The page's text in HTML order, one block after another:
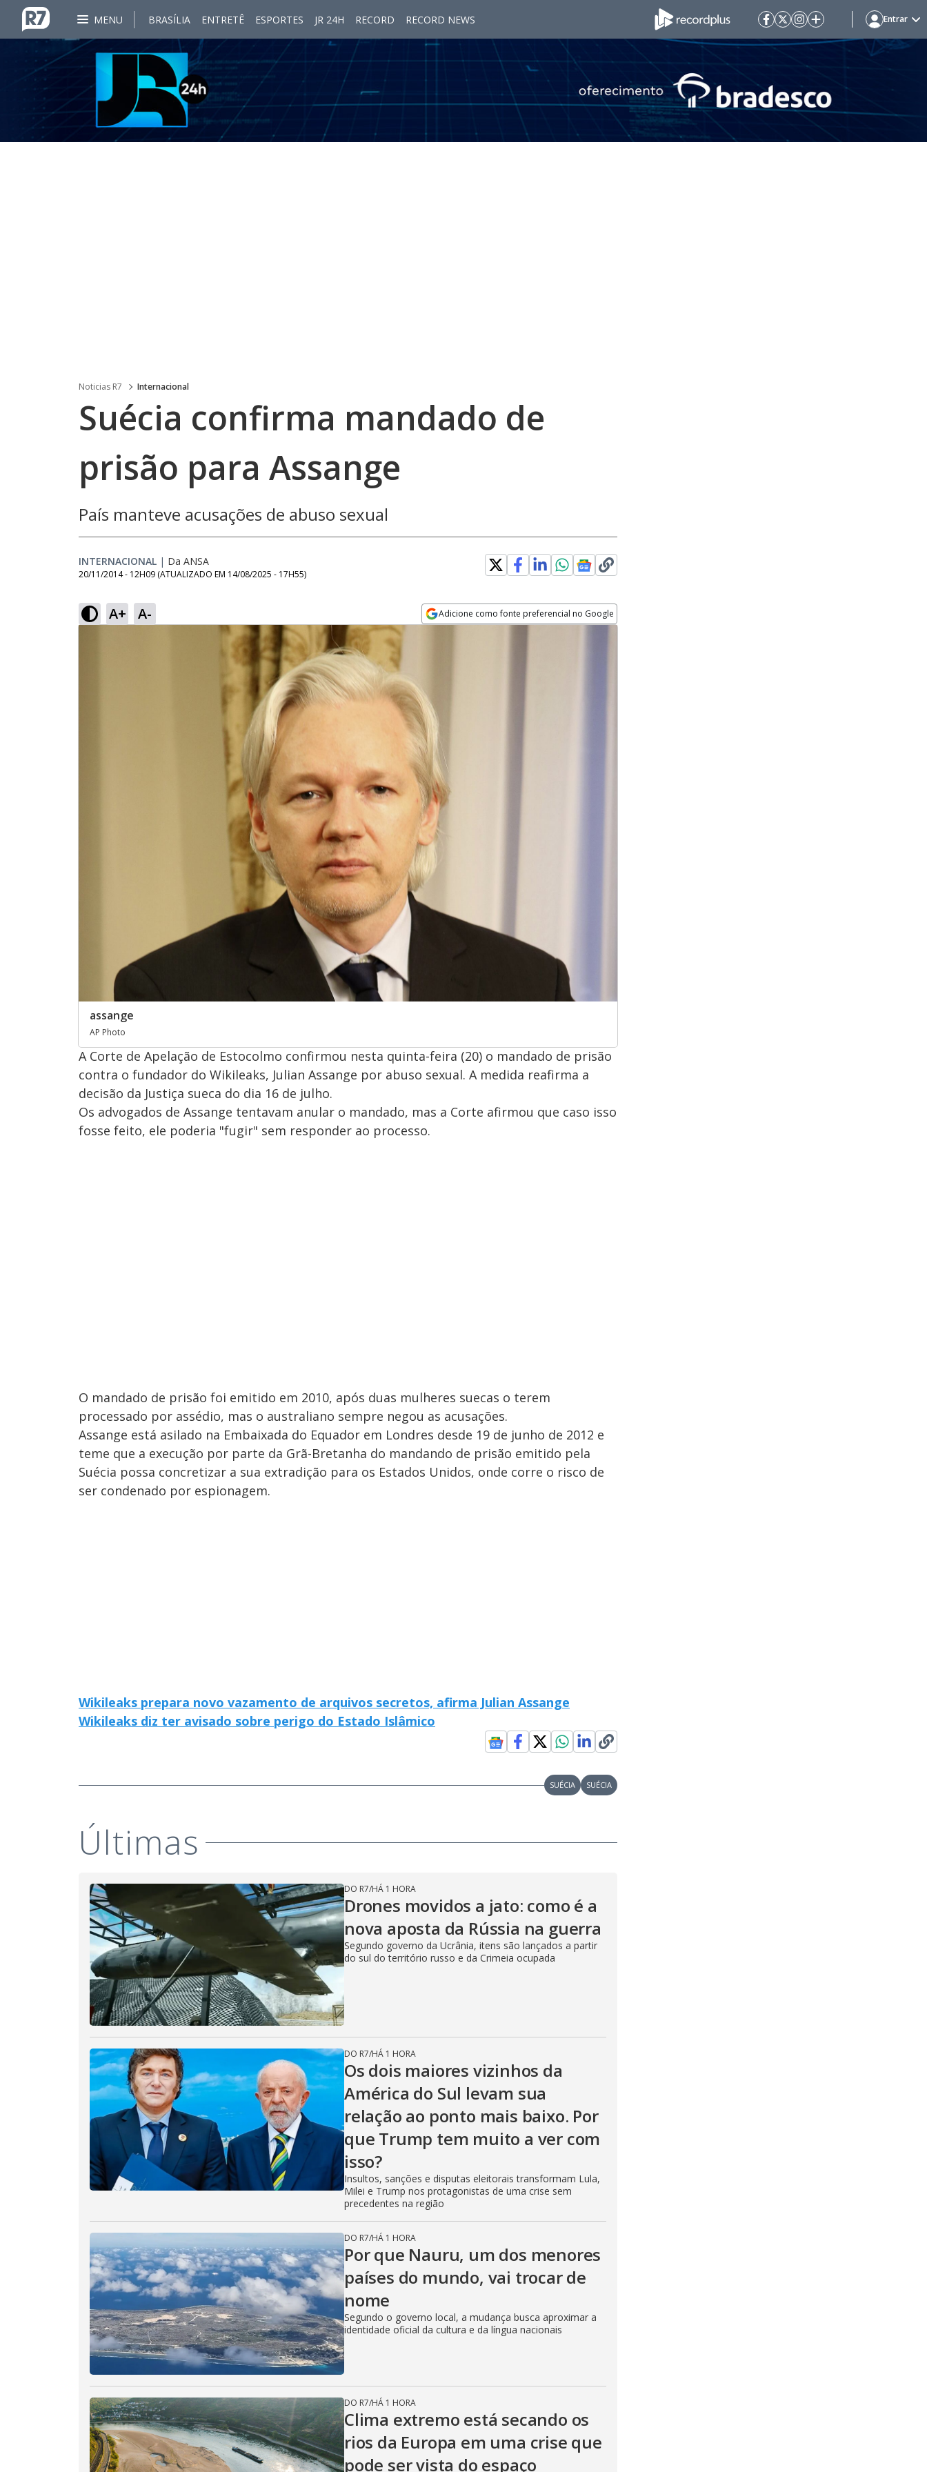
MENU BRASÍLIA ENTRETÊ ESPORTES JR 24H RECORD RECORD NEWS Entrar
Noticias R7 Internacional
Suécia confirma mandado de
prisão para Assange
País manteve acusações de abuso sexual
INTERNACIONAL | Da ANSA
20/11/2014 - 12H09 (ATUALIZADO EM 14/08/2025 - 17H55)
A+ A- Adicione como fonte preferencial no Google
assange
AP Photo
A Corte de Apelação de Estocolmo confirmou nesta quinta-feira (20) o mandado de prisão
contra o fundador do Wikileaks, Julian Assange por abuso sexual. A medida reafirma a
decisão da Justiça sueca do dia 16 de julho.
Os advogados de Assange tentavam anular o mandado, mas a Corte afirmou que caso isso
fosse feito, ele poderia "fugir" sem responder ao processo.
O mandado de prisão foi emitido em 2010, após duas mulheres suecas o terem
processado por assédio, mas o australiano sempre negou as acusações.
Assange está asilado na Embaixada do Equador em Londres desde 19 de junho de 2012 e
teme que a execução por parte da Grã-Bretanha do mandando de prisão emitido pela
Suécia possa concretizar a sua extradição para os Estados Unidos, onde corre o risco de
ser condenado por espionagem.
Wikileaks prepara novo vazamento de arquivos secretos, afirma Julian Assange
Wikileaks diz ter avisado sobre perigo do Estado Islâmico
SUÉCIA SUÉCIA
Últimas
DO R7/HÁ 1 HORA
Drones movidos a jato: como é a
nova aposta da Rússia na guerra
Segundo governo da Ucrânia, itens são lançados a partir
do sul do território russo e da Crimeia ocupada
DO R7/HÁ 1 HORA
Os dois maiores vizinhos da
América do Sul levam sua
relação ao ponto mais baixo. Por
que Trump tem muito a ver com
isso?
Insultos, sanções e disputas eleitorais transformam Lula,
Milei e Trump nos protagonistas de uma crise sem
precedentes na região
DO R7/HÁ 1 HORA
Por que Nauru, um dos menores
países do mundo, vai trocar de
nome
Segundo o governo local, a mudança busca aproximar a
identidade oficial da cultura e da língua nacionais
DO R7/HÁ 1 HORA
Clima extremo está secando os
rios da Europa em uma crise que
pode ser vista do espaço